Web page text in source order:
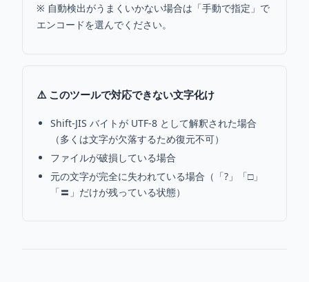
※ 自動検出がうまくいかない場合は「手動で指定」で
エンコードを選んでください。
⚠️ このツールで対応できない文字化け
Shift-JIS バイトが UTF-8 として解釈された場合
（多くは文字が欠落するため復元不可）
ファイルが破損している場合
元の文字が完全に失われている場合（「?」「□」
「〓」だけが残っている状態）